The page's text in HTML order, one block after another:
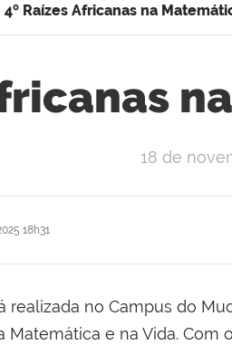
4º Raízes Africanas na
18h31
18 de
no Campus do
Matemática e na Vida.